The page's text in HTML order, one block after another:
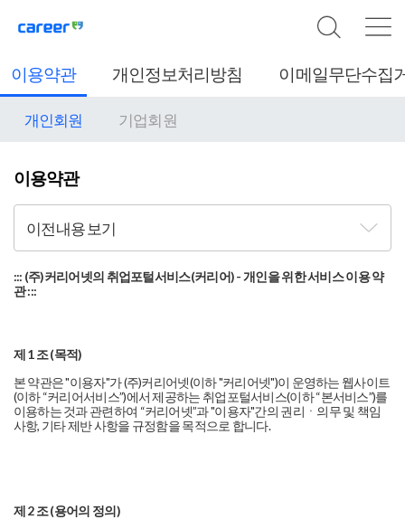
이용약관 개인정보처리방침 이메일무단수집
개인회원 기업회원
이용약관
이전내용 보기
::: (주)커리어넷의 취업포털서비스(커리어) - 개인을 위한 서비스 이용 약
관 :::
제 1 조 (목적)
본 약관은 "이용자"가 (주)커리어넷(이하 "커리어넷")이 운영하는 웹사이트
(이하 “커리어서비스”)에서 제공하는 취업포털서비스(이하 “본서비스”)를
이용하는 것과 관련하여 “커리어넷”과 "이용자"간의 권리ㆍ의무 및 책임
사항, 기타 제반 사항을 규정함을 목적으로 합니다.
제 2 조 (용어의 정의)